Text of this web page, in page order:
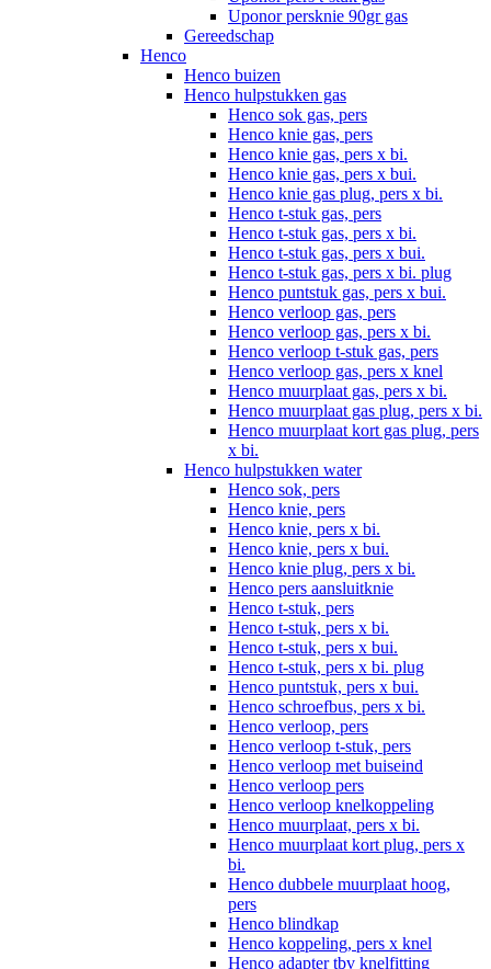
Uponor persknie 90gr gas
Gereedschap
Henco
Henco buizen
Henco hulpstukken gas
Henco sok gas, pers
Henco knie gas, pers
Henco knie gas, pers x bi.
Henco knie gas, pers x bui.
Henco knie gas plug, pers x bi.
Henco t-stuk gas, pers
Henco t-stuk gas, pers x bi.
Henco t-stuk gas, pers x bui.
Henco t-stuk gas, pers x bi. plug
Henco puntstuk gas, pers x bui.
Henco verloop gas, pers
Henco verloop gas, pers x bi.
Henco verloop t-stuk gas, pers
Henco verloop gas, pers x knel
Henco muurplaat gas, pers x bi.
Henco muurplaat gas plug, pers x bi.
Henco muurplaat kort gas plug, pers
x bi.
Henco hulpstukken water
Henco sok, pers
Henco knie, pers
Henco knie, pers x bi.
Henco knie, pers x bui.
Henco knie plug, pers x bi.
Henco pers aansluitknie
Henco t-stuk, pers
Henco t-stuk, pers x bi.
Henco t-stuk, pers x bui.
Henco t-stuk, pers x bi. plug
Henco puntstuk, pers x bui.
Henco schroefbus, pers x bi.
Henco verloop, pers
Henco verloop t-stuk, pers
Henco verloop met buiseind
Henco verloop pers
Henco verloop knelkoppeling
Henco muurplaat, pers x bi.
Henco muurplaat kort plug, pers x
bi.
Henco dubbele muurplaat hoog,
pers
Henco blindkap
Henco koppeling, pers x knel
Henco adapter tbv knelfitting